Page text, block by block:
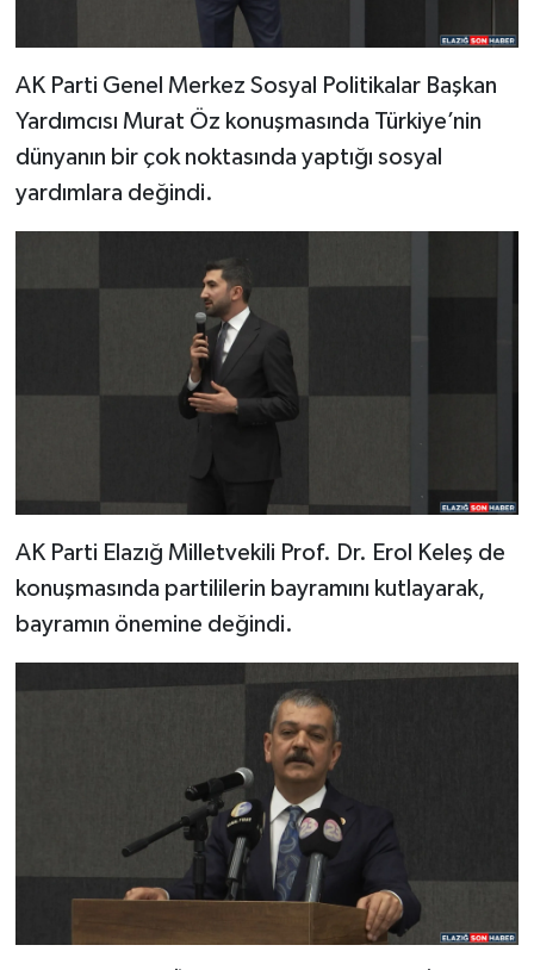
AK Parti Genel Merkez Sosyal Politikalar Başkan
Yardımcısı Murat Öz konuşmasında Türkiye’nin
dünyanın bir çok noktasında yaptığı sosyal
yardımlara değindi.
AK Parti Elazığ Milletvekili Prof. Dr. Erol Keleş de
konuşmasında partililerin bayramını kutlayarak,
bayramın önemine değindi.